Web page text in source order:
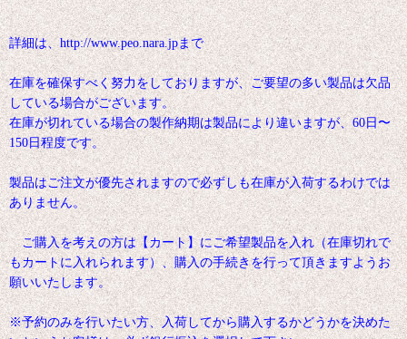
詳細は、http://www.peo.nara.jpまで
在庫を確保すべく努力をしておりますが、ご要望の多い製品は欠品
している場合がございます。
在庫が切れている場合の製作納期は製品により違いますが、60日〜
150日程度です。
製品はご注文が優先されますので必ずしも在庫が入荷するわけでは
ありません。
ご購入を考えの方は【カート】にご希望製品を入れ（在庫切れで
もカートに入れられます）、購入の手続きを行って頂きますようお
願いいたします。
※予約のみを行いたい方、入荷してから購入するかどうかを決めた